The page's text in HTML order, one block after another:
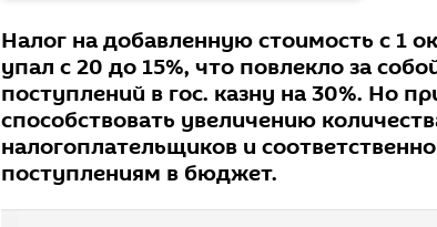
Налог на добавленную стоимость с 1
упал с 20 до 15%, что повлекло за
поступлений в гос. казну на 30%. Но
способствовать увеличению
налогоплательщиков и
поступлениям в бюджет.